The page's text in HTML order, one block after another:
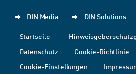
DIN Media DIN Solutions
Startseite
Datenschutz
Cookie-Richtlinie
Cookie-Einstellungen